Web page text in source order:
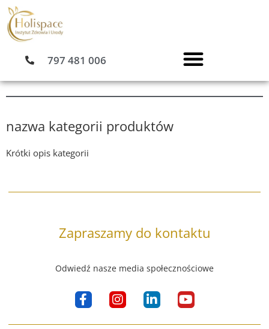
Przejdź
do
treści
797 481 006
nazwa kategorii produktów
Krótki opis kategorii
Zapraszamy do kontaktu
Odwiedź nasze media społecznościowe
F
a
c
I
n
s
L
i
n
Y
o
u